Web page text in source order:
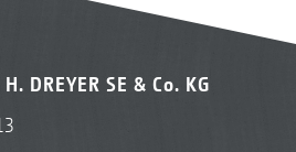
DREYER SE & Co. KG